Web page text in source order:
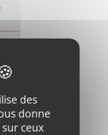
des
donne
ceux